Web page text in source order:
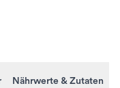
Nährwerte & Zutaten